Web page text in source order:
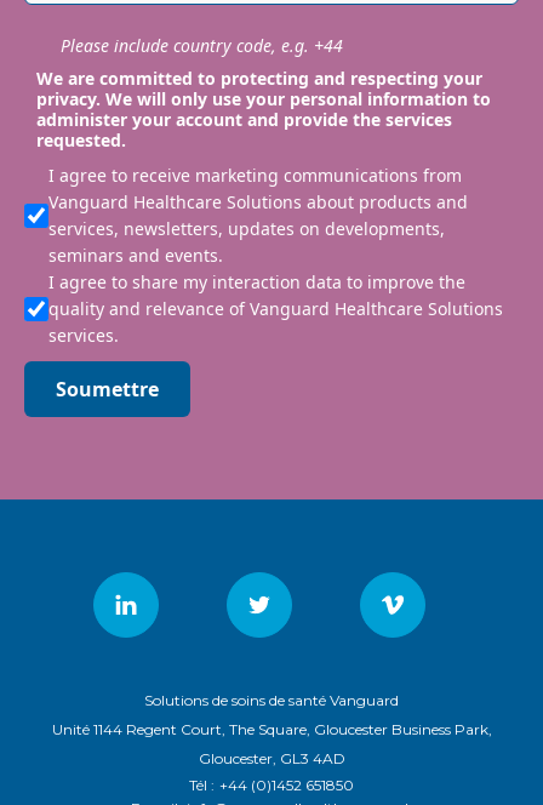
Please include country code, e.g. +44
We are committed to protecting and respecting your
privacy. We will only use your personal information to
administer your account and provide the services
requested.
I agree to receive marketing communications from
Vanguard Healthcare Solutions about products and
services, newsletters, updates on developments,
seminars and events.
I agree to share my interaction data to improve the
quality and relevance of Vanguard Healthcare Solutions
services.
Soumettre
Solutions de soins de santé Vanguard
Unité 1144 Regent Court, The Square, Gloucester Business Park,
Gloucester, GL3 4AD
Tél : +44 (0)1452 651850